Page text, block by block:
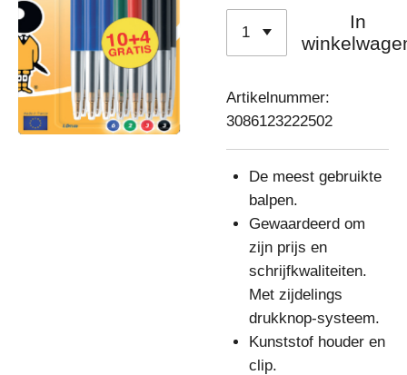
In
Artikelnummer:
3086123222502
De meest gebruikte
balpen.
Gewaardeerd om
zijn prijs en
schrijfkwaliteiten.
Met zijdelings
drukknop-systeem.
Kunststof houder en
clip.